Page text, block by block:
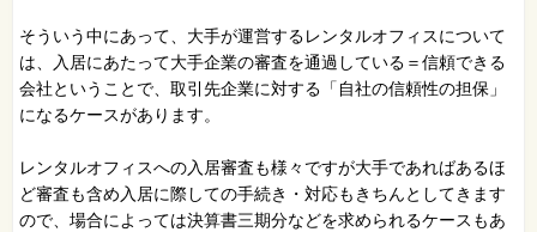
そういう中にあって、大手が運営するレンタルオフィスについて
は、入居にあたって大手企業の審査を通過している＝信頼できる
会社ということで、取引先企業に対する「自社の信頼性の担保」
になるケースがあります。
レンタルオフィスへの入居審査も様々ですが大手であればあるほ
ど審査も含め入居に際しての手続き・対応もきちんとしてきます
ので、場合によっては決算書三期分などを求められるケースもあ